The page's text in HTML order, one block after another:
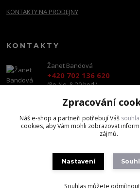
KONTAKTY NA PRODEJNY
KONTAKTY
Žanet Bandová
+420 702 136 620
(Po-Ne, 8-20 hod.)
shop@brandscapital.cz
Zpracování
Náš e-shop a partneři potřebují Váš
cookies, aby Vám mohli zobrazovat
zájmů.
Nastavení
Souhlas můžete odmítnout